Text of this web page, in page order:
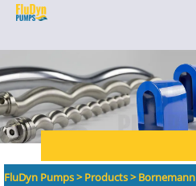
FluDyn Pumps>Products>Bornemann